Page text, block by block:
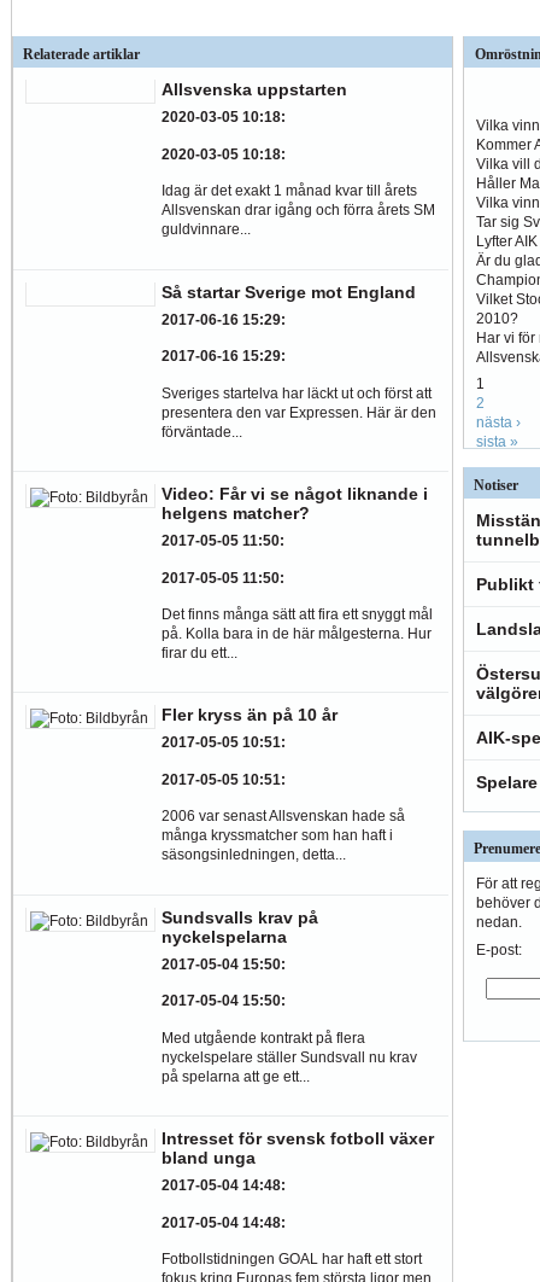
Relaterade artiklar
Allsvenska uppstarten
2020-03-05 10:18:
2020-03-05 10:18:
Idag är det exakt 1 månad kvar till årets
Allsvenskan drar igång och förra årets SM
guldvinnare...
Så startar Sverige mot England
2017-06-16 15:29:
2017-06-16 15:29:
Sveriges startelva har läckt ut och först att
presentera den var Expressen. Här är den
förväntade...
Video: Får vi se något liknande i
helgens matcher?
2017-05-05 11:50:
2017-05-05 11:50:
Det finns många sätt att fira ett snyggt mål
på. Kolla bara in de här målgesterna. Hur
firar du ett...
Fler kryss än på 10 år
2017-05-05 10:51:
2017-05-05 10:51:
2006 var senast Allsvenskan hade så
många kryssmatcher som han haft i
säsongsinledningen, detta...
Sundsvalls krav på
nyckelspelarna
2017-05-04 15:50:
2017-05-04 15:50:
Med utgående kontrakt på flera
nyckelspelare ställer Sundsvall nu krav
på spelarna att ge ett...
Intresset för svensk fotboll växer
bland unga
2017-05-04 14:48:
2017-05-04 14:48:
Fotbollstidningen GOAL har haft ett stort
fokus kring Europas fem största ligor men
Vilka
Kommer
Vilka vill
Håller
Vilka
Tar sig
Lyfter
Är du
Vilket
2010?
Har vi
1
2
nästa ›
sista »
Notiser
Publikt
AIK-
För att
behöver
nedan.
E-post: